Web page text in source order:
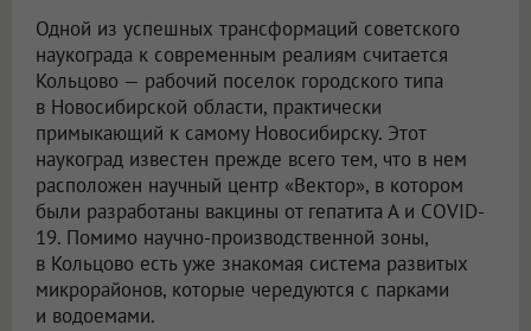
Одной из успешных трансформаций советского
наукограда к современным реалиям считается
Кольцово — рабочий поселок городского типа
в Новосибирской области, практически
примыкающий к самому Новосибирску. Этот
наукоград известен прежде всего тем, что в нем
расположен научный центр «Вектор», в котором
были разработаны вакцины от гепатита А и COVID-
19. Помимо научно-производственной зоны,
в Кольцово есть уже знакомая система развитых
микрорайонов, которые чередуются с парками
и водоемами.